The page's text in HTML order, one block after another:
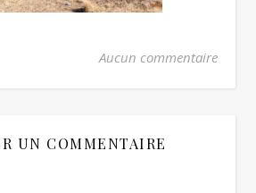
Aucun commentaire
UN COMMENTAIRE